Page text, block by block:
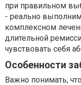
при правильном
- реально
комплексном
длительной
чувствовать себя
Особенности
Важно понимать,